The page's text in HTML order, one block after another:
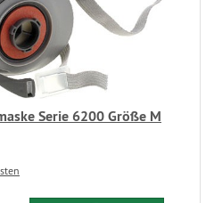
Serie 6200 Größe M